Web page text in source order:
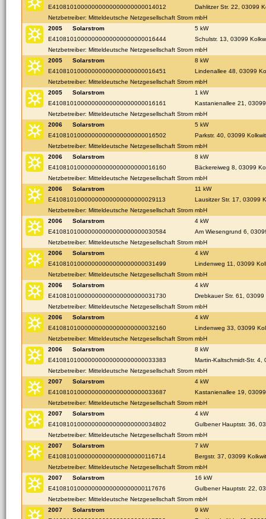
E41081010000000000000000000014012
Dahlitzer Str. 22, 03099
Netzbetreiber: Mitteldeutsche Netzgesellschaft Strom mbH
2005
Solarstrom
5 kW
E41081010000000000000000000016444
Schulstr. 13, 03099
Netzbetreiber: Mitteldeutsche Netzgesellschaft Strom mbH
2005
Solarstrom
8 kW
E41081010000000000000000000016451
Lindenallee 48, 03099
Netzbetreiber: Mitteldeutsche Netzgesellschaft Strom mbH
2005
Solarstrom
1 kW
E41081010000000000000000000016161
Kastanienallee 21,
Netzbetreiber: Mitteldeutsche Netzgesellschaft Strom mbH
2006
Solarstrom
5 kW
E41081010000000000000000000016502
Parkstr. 40, 03099
Netzbetreiber: Mitteldeutsche Netzgesellschaft Strom mbH
2006
Solarstrom
8 kW
E41081010000000000000000000016160
Bäckereiweg 8, 03099
Netzbetreiber: Mitteldeutsche Netzgesellschaft Strom mbH
2006
Solarstrom
11 kW
E41081010000000000000000000029113
Lausitzer Str. 17, 03099
Netzbetreiber: Mitteldeutsche Netzgesellschaft Strom mbH
2006
Solarstrom
4 kW
E41081010000000000000000000030584
Am Wiesengrund 6,
Netzbetreiber: Mitteldeutsche Netzgesellschaft Strom mbH
2006
Solarstrom
4 kW
E41081010000000000000000000031499
Lindenweg 11, 03099
Netzbetreiber: Mitteldeutsche Netzgesellschaft Strom mbH
2006
Solarstrom
4 kW
E41081010000000000000000000031730
Drebkauer Str. 61,
Netzbetreiber: Mitteldeutsche Netzgesellschaft Strom mbH
2006
Solarstrom
4 kW
E41081010000000000000000000032160
Lindenweg 33, 03099
Netzbetreiber: Mitteldeutsche Netzgesellschaft Strom mbH
2006
Solarstrom
8 kW
E41081010000000000000000000033383
Martin-Kaltschmidt-Str. 4,
Netzbetreiber: Mitteldeutsche Netzgesellschaft Strom mbH
2007
Solarstrom
4 kW
E41081010000000000000000000033687
Kastanienallee 19,
Netzbetreiber: Mitteldeutsche Netzgesellschaft Strom mbH
2007
Solarstrom
4 kW
E41081010000000000000000000034802
Gulbener Hauptstr. 36,
Netzbetreiber: Mitteldeutsche Netzgesellschaft Strom mbH
2007
Solarstrom
7 kW
E41081010000000000000000000116714
Bergstr. 37, 03099
Netzbetreiber: Mitteldeutsche Netzgesellschaft Strom mbH
2007
Solarstrom
16 kW
E41081010000000000000000000117676
Gulbener Hauptstr. 22,
Netzbetreiber: Mitteldeutsche Netzgesellschaft Strom mbH
2007
Solarstrom
9 kW